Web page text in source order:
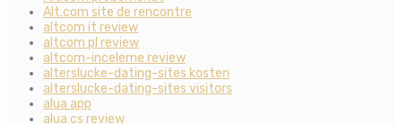
Alt.com site de rencontre
altcom it review
altcom pl review
altcom-inceleme review
alterslucke-dating-sites kosten
alterslucke-dating-sites visitors
alua app
alua cs review